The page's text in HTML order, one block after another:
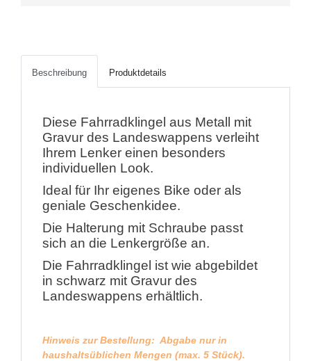
Beschreibung Produktdetails
Diese Fahrradklingel aus Metall mit
Gravur des Landeswappens verleiht
Ihrem Lenker einen besonders
individuellen Look.
Ideal für Ihr eigenes Bike oder als
geniale Geschenkidee.
Die Halterung mit Schraube passt
sich an die Lenkergröße an.
Die Fahrradklingel ist wie abgebildet
in schwarz mit Gravur des
Landeswappens erhältlich.
Hinweis zur Bestellung: Abgabe nur in
haushaltsüblichen Mengen (max. 5 Stück).